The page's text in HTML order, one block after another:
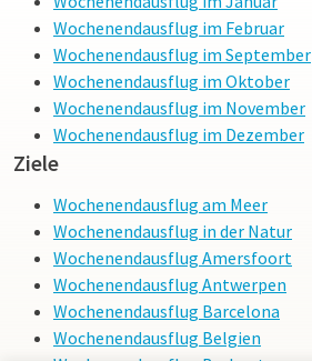
Wochenendausflug im Februar
Wochenendausflug im September
Wochenendausflug im Oktober
Wochenendausflug im November
Wochenendausflug im Dezember
Ziele
Wochenendausflug am Meer
Wochenendausflug in der Natur
Wochenendausflug Amersfoort
Wochenendausflug Antwerpen
Wochenendausflug Barcelona
Wochenendausflug Belgien